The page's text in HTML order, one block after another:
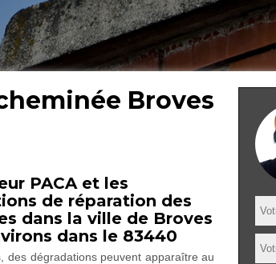
Broves
PACA et les
de réparation des
dans la ville de Broves
dans le 83440
des dégradations peuvent apparaître au